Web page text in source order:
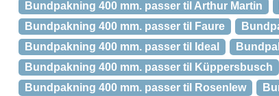
Bundpakning 400 mm. passer til Arthur Martin
Bundpakning 400 mm. passer til Faure
Bundpakning 400 mm. passer til Ideal
Bundpakning 400 mm. passer til Küppersbusch
Bundpakning 400 mm. passer til Rosenlew